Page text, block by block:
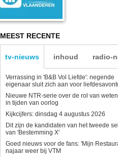
MEEST RECENTE
tv-nieuws inhoud radio-
Verrassing in 'B&B Vol Liefde': negende
eigenaar sluit zich aan voor
Nieuwe NTR-serie over de rol van
in tijden van oorlog
Kijkcijfers: dinsdag 4 augustus 2026
Dit zijn de kandidaten van het tweede
van 'Bestemming X'
Goed nieuws voor de fans: 'Mijn
najaar weer bij VTM